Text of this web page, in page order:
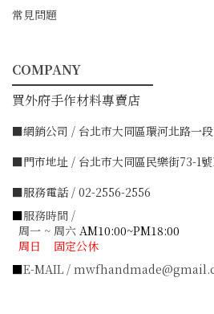
常見問題
COMPANY
━━━━━━━━━━━
買外府手作材料專賣店
■網銷公司 / 台北市大同區環河北路一段
■門市地址 / 台北市大同區民樂街73-1號
■服務電話 / 02-2556-2556
■服務時間 /
周一 ~ 周六 AM10:00~PM18:00
周日 固定公休
■E-MAIL /